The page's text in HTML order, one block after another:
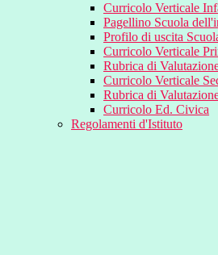
Curricolo Verticale
Pagellino Scuola
Profilo di uscita
Curricolo Verticale
Rubrica di
Curricolo Verticale
Rubrica di
Curricolo Ed. Civica
Regolamenti d'Istituto